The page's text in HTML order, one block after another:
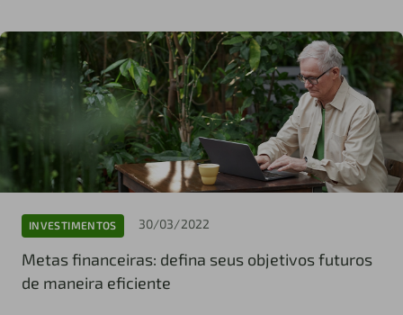
INVESTIMENTOS 30/03/2022
Metas financeiras: defina seus objetivos futuros
de maneira eficiente